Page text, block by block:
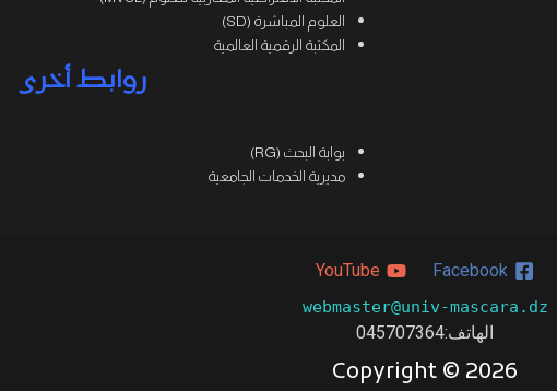
العلوم المباشرة (SD)
المكتبة الرقمية العالمية
روابط أخرى
بوابة البحث (RG)
مديرية الخدمات الجامعية
Facebook
YouTube
webmaster@univ-mascara.dz
الهاتف:045707364
Copyright © 2026